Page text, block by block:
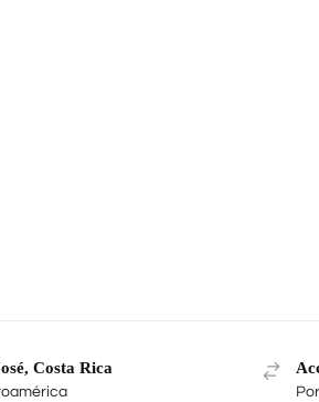
Costa Rica